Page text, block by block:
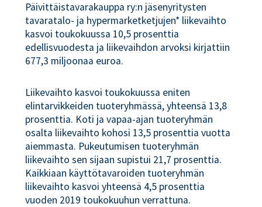
Päivittäistavarakauppa ry:n jäsenyritysten
tavaratalo- ja hypermarketketjujen* liikevaihto
kasvoi toukokuussa 10,5 prosenttia
edellisvuodesta ja liikevaihdon arvoksi kirjattiin
677,3 miljoonaa euroa.
Liikevaihto kasvoi toukokuussa eniten
elintarvikkeiden tuoteryhmässä, yhteensä 13,8
prosenttia. Koti ja vapaa-ajan tuoteryhmän
osalta liikevaihto kohosi 13,5 prosenttia vuotta
aiemmasta. Pukeutumisen tuoteryhmän
liikevaihto sen sijaan supistui 21,7 prosenttia.
Kaikkiaan käyttötavaroiden tuoteryhmän
liikevaihto kasvoi yhteensä 4,5 prosenttia
vuoden 2019 toukokuuhun verrattuna.